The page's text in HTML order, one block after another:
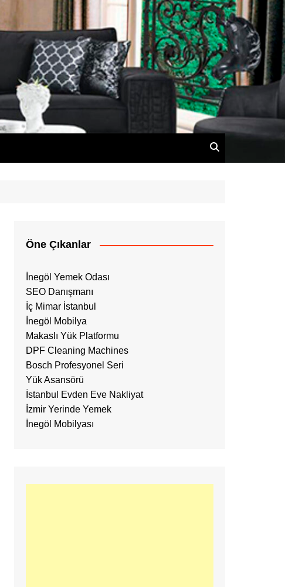
Öne Çıkanlar
İnegöl Yemek Odası
SEO Danışmanı
İç Mimar İstanbul
İnegöl Mobilya
Makaslı Yük Platformu
DPF Cleaning Machines
Bosch Profesyonel Seri
Yük Asansörü
İstanbul Evden Eve Nakliyat
İzmir Yerinde Yemek
İnegöl Mobilyası